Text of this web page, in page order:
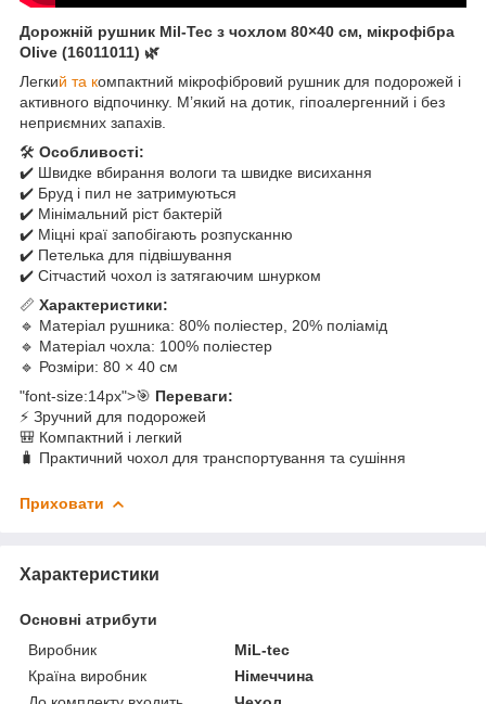
Дорожній рушник Mil-Tec з чохлом 80×40 см, мікрофібра
Olive (16011011) 🌿
Легкий та компактний мікрофібровий рушник для подорожей і
активного відпочинку. М’який на дотик, гіпоалергенний і без
неприємних запахів.
🛠️ Особливості:
✔️ Швидке вбирання вологи та швидке висихання
✔️ Бруд і пил не затримуються
✔️ Мінімальний ріст бактерій
✔️ Міцні краї запобігають розпусканню
✔️ Петелька для підвішування
✔️ Сітчастий чохол із затягаючим шнурком
📏 Характеристики:
🔹 Матеріал рушника: 80% поліестер, 20% поліамід
🔹 Матеріал чохла: 100% поліестер
🔹 Розміри: 80 × 40 см
"font-size:14px">🎯 Переваги:
⚡ Зручний для подорожей
🎒 Компактний і легкий
🧳 Практичний чохол для транспортування та сушіння
Приховати
Характеристики
Основні атрибути
Виробник
MiL-tec
Країна виробник
Німеччина